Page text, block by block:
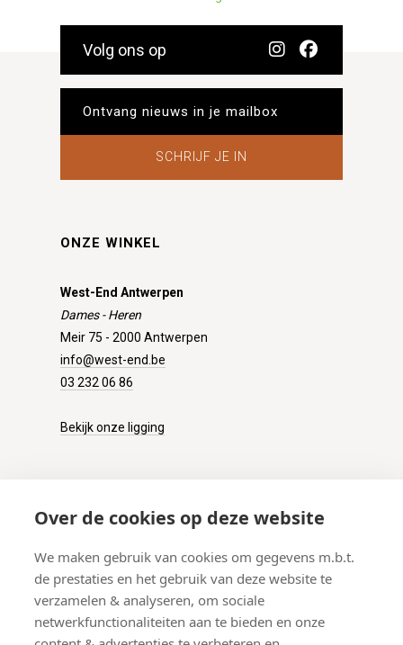
Over de cookies op deze website
We maken gebruik van cookies om gegevens m.b.t.
de prestaties en het gebruik van deze website te
verzamelen & analyseren, om sociale
netwerkfunctionaliteiten aan te bieden en onze
Volg ons op
SCHRIJF JE IN
ONZE WINKEL
West-End Antwerpen
Dames - Heren
Meir 75 - 2000 Antwerpen
info@west-end.be
03 232 06 86
Bekijk onze ligging
Verzenden
Retourneren
Betalen
Veelgestelde vragen